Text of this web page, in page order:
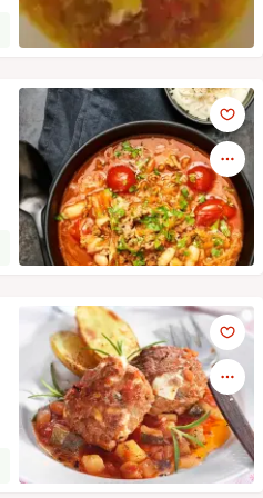
tillaga
tillaga
Lammfärssoppa med bönor
att tillaga
Lammfärsbiffar med fetaost